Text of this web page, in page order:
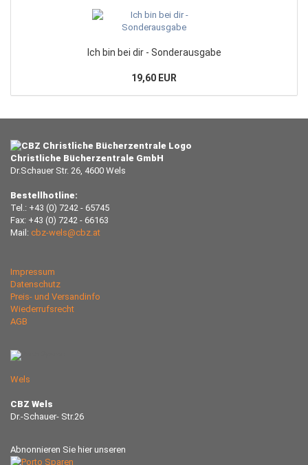
Ich bin bei dir - Sonderausgabe
19,60 EUR
Christliche Bücherzentrale GmbH
Dr.Schauer Str. 26, 4600 Wels
Bestellhotline:
Tel.: +43 (0) 7242 - 65745
Fax: +43 (0) 7242 - 66163
Mail: cbz-wels@cbz.at
Impressum
Datenschutz
Preis- und Versandinfo
Wiederrufsrecht
AGB
Wels
CBZ Wels
Dr.-Schauer- Str.26
Abnonnieren Sie hier unseren